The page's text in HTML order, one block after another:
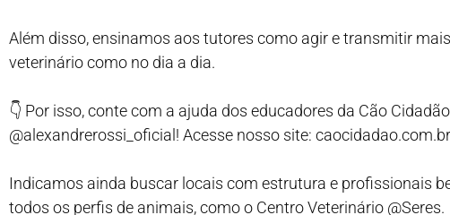
Além disso, ensinamos aos tutores como agir e transmitir
veterinário como no dia a dia.
👇 Por isso, conte com a ajuda dos educadores da Cão
@alexandrerossi_oficial! Acesse nosso site:
Indicamos ainda buscar locais com estrutura e profissionais
todos os perfis de animais, como o Centro Veterinário @Seres.